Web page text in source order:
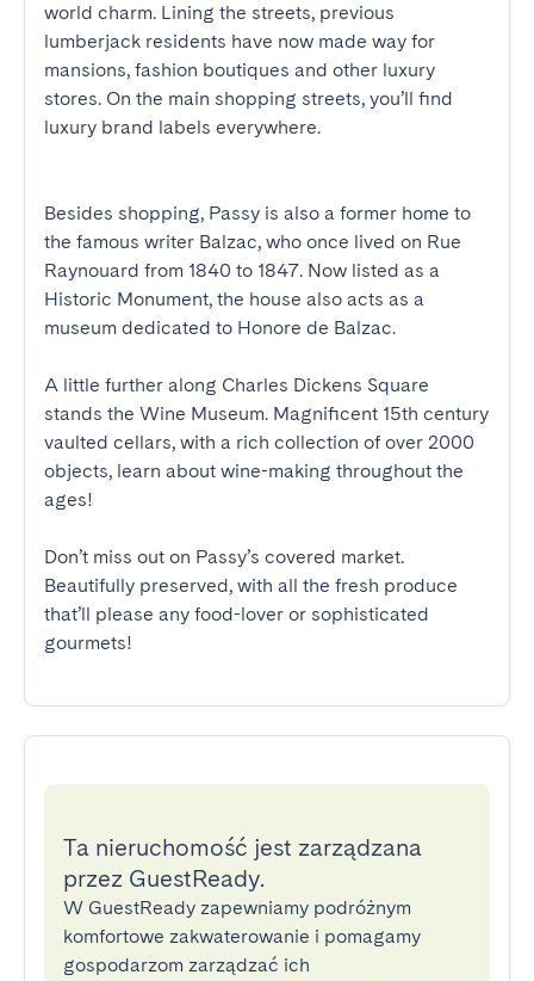
world charm. Lining the streets, previous
lumberjack residents have now made way for
mansions, fashion boutiques and other luxury
stores. On the main shopping streets, you’ll find
luxury brand labels everywhere.
Besides shopping, Passy is also a former home to
the famous writer Balzac, who once lived on Rue
Raynouard from 1840 to 1847. Now listed as a
Historic Monument, the house also acts as a
museum dedicated to Honore de Balzac.
A little further along Charles Dickens Square
stands the Wine Museum. Magnificent 15th century
vaulted cellars, with a rich collection of over 2000
objects, learn about wine-making throughout the
ages!
Don’t miss out on Passy’s covered market.
Beautifully preserved, with all the fresh produce
that’ll please any food-lover or sophisticated
gourmets!
Ta nieruchomość jest zarządzana
przez GuestReady.
W GuestReady zapewniamy podróżnym
komfortowe zakwaterowanie i pomagamy
gospodarzom zarządzać ich